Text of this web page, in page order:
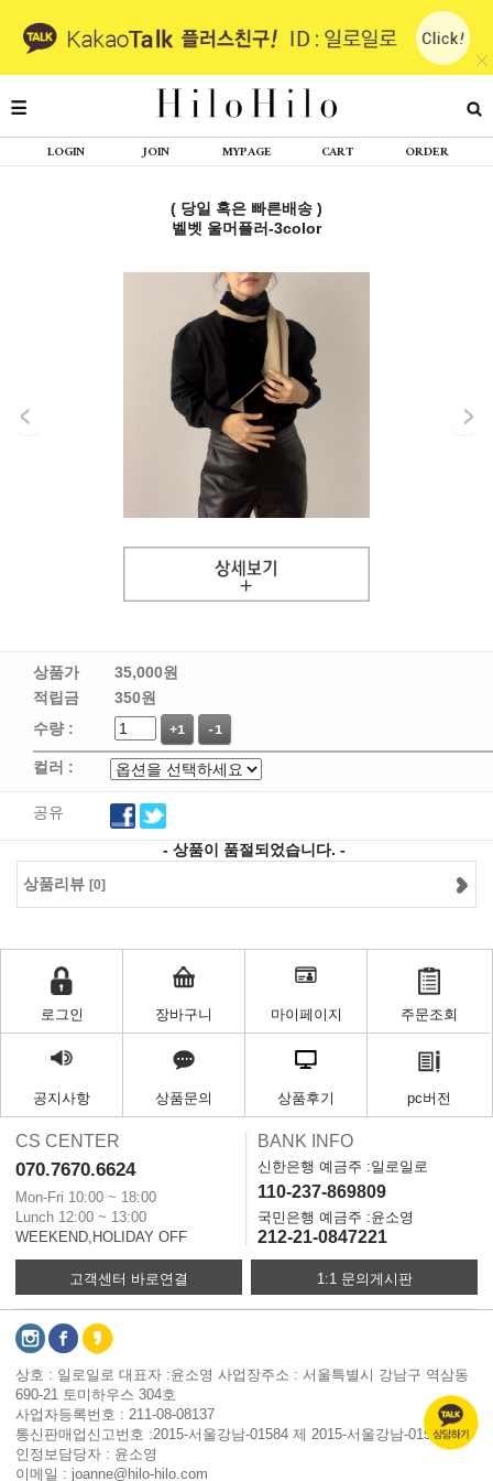
LOGIN JOIN MYPAGE CART ORDER
( 당일 혹은 빠른배송 )
벨벳 울머플러-3color
상품가 35,000원
적립금
350원
수량 :
+1 -1
컬러 :
공유
- 상품이 품절되었습니다. -
상품리뷰 [0]
로그인 장바구니 마이페이지 주문조회
공지사항 상품문의 상품후기 pc버전
CS CENTER
070.7670.6624
Mon-Fri 10:00 ~ 18:00
Lunch 12:00 ~ 13:00
WEEKEND,HOLIDAY OFF
BANK INFO
신한은행 예금주 :일로일로
110-237-869809
국민은행 예금주 :윤소영
212-21-0847221
고객센터 바로연결 1:1 문의게시판
상호 : 일로일로 대표자 :윤소영 사업장주소 : 서울특별시 강남구 역삼동
690-21 토미하우스 304호
사업자등록번호 : 211-08-08137
통신판매업신고번호 :2015-서울강남-01584 제 2015-서울강남-01584 개
인정보담당자 : 윤소영
이메일 : joanne@hilo-hilo.com